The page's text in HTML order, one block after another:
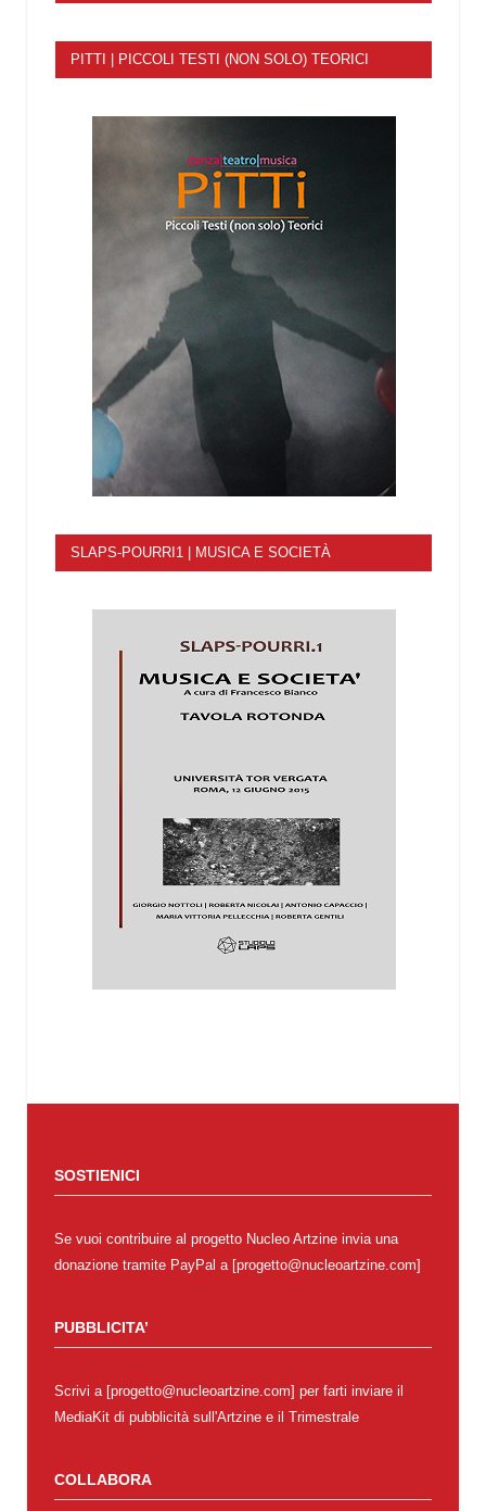
PITTI | PICCOLI TESTI (NON SOLO) TEORICI
SLAPS-POURRI1 | MUSICA E SOCIETÀ
SOSTIENICI
Se vuoi contribuire al progetto Nucleo Artzine invia una
donazione tramite PayPal a [progetto@nucleoartzine.com]
PUBBLICITA’
Scrivi a [progetto@nucleoartzine.com] per farti inviare il
MediaKit di pubblicità sull'Artzine e il Trimestrale
COLLABORA